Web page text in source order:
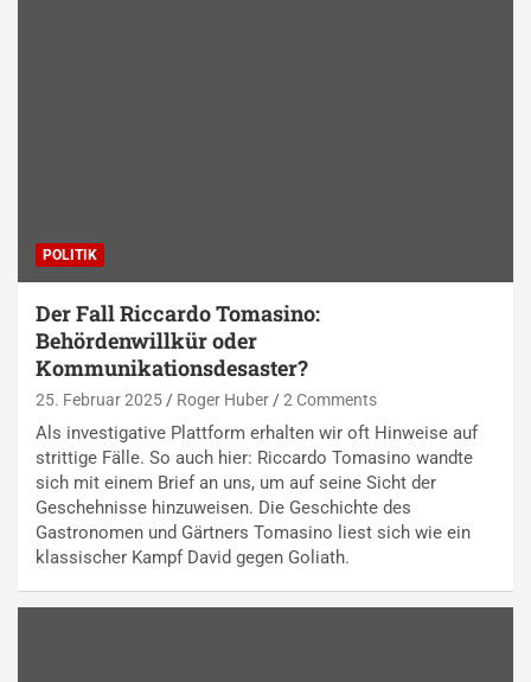
POLITIK
Der Fall Riccardo Tomasino:
Behördenwillkür oder
Kommunikationsdesaster?
25. Februar 2025 Roger Huber 2 Comments
Als investigative Plattform erhalten wir oft Hinweise auf
strittige Fälle. So auch hier: Riccardo Tomasino wandte
sich mit einem Brief an uns, um auf seine Sicht der
Geschehnisse hinzuweisen. Die Geschichte des
Gastronomen und Gärtners Tomasino liest sich wie ein
klassischer Kampf David gegen Goliath.